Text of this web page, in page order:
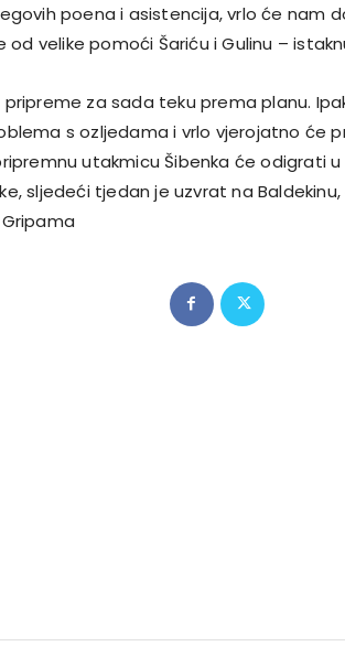
poena i asistencija, vrlo će nam
od velike pomoći Šariću i Gulinu –
za sada teku prema planu.
s ozljedama i vrlo vjerojatno će
utakmicu Šibenka će odigrati
sljedeći tjedan je uzvrat na